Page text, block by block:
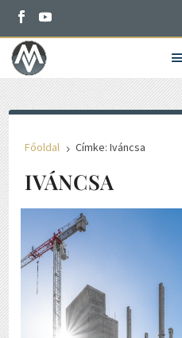
Főoldal 5 Címke: Iváncsa
IVÁNCSA